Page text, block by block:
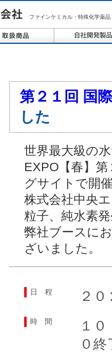
ファインケミカル・特殊化学薬
第２１回 国
した
世界最大級の
EXPO【春】
グサイトで開
株式会社中央
粒子、純水素
弊社ブースに
ざいました。
日 程 ２
時 間
１
０終